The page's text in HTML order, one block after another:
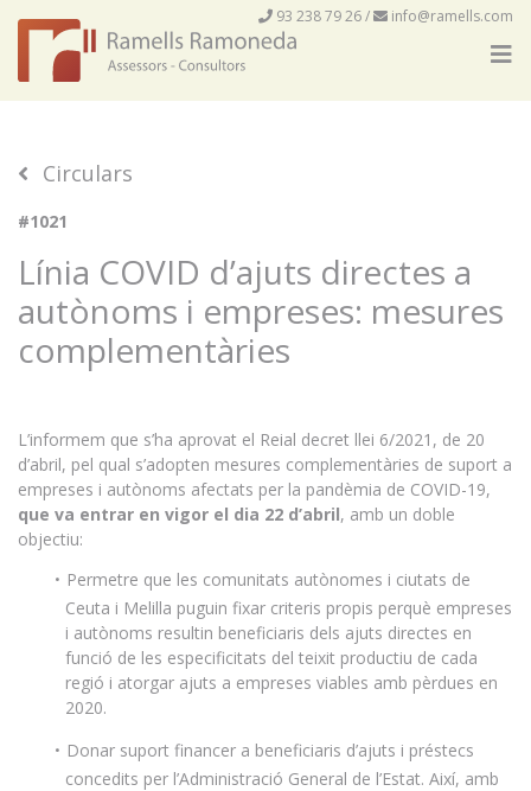
93 238 79 26/ info@ramells.com
Circulars
#1021
Línia COVID d’ajuts directes a
autònoms i empreses: mesures
complementàries
L’informem que s’ha aprovat el Reial decret llei 6/2021, de 20
d’abril, pel qual s’adopten mesures complementàries de suport a
empreses i autònoms afectats per la pandèmia de COVID-19,
que va entrar en vigor el dia 22 d’abril, amb un doble
objectiu:
Permetre que les comunitats autònomes i ciutats de
Ceuta i Melilla puguin fixar criteris propis perquè empreses
i autònoms resultin beneficiaris dels ajuts directes en
funció de les especificitats del teixit productiu de cada
regió i atorgar ajuts a empreses viables amb pèrdues en
2020.
Donar suport financer a beneficiaris d’ajuts i préstecs
concedits per l’Administració General de l’Estat. Així, amb